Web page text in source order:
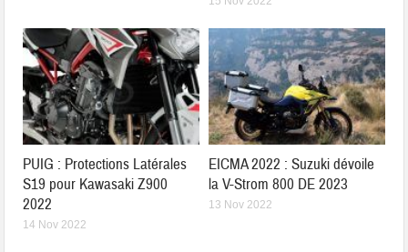
PUIG : Protections Latérales
S19 pour Kawasaki Z900
2022
14 Nov 2022
EICMA 2022 : Suzuki dévoile
la V-Strom 800 DE 2023
13 Nov 2022